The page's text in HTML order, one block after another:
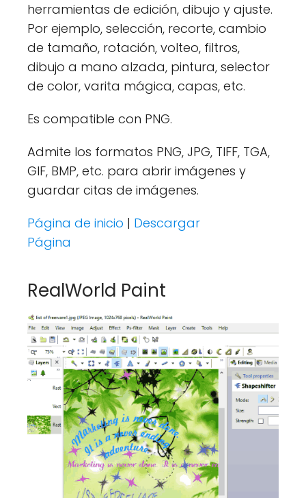
herramientas de edición, dibujo y ajuste.
Por ejemplo, selección, recorte, cambio
de tamaño, rotación, volteo, filtros,
dibujo a mano alzada, pintura, selector
de color, varita mágica, capas, etc.
Es compatible con PNG.
Admite los formatos PNG, JPG, TIFF, TGA,
GIF, BMP, etc. para abrir imágenes y
guardar citas de imágenes.
Página de inicio | Descargar
Página
RealWorld Paint